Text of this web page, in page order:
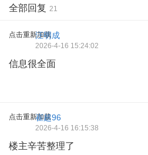
全部回复 21
点击重新加载
汪明成
2026-4-16 15:24:02
信息很全面
点击重新加载
崔超96
2026-4-16 16:15:38
楼主辛苦整理了